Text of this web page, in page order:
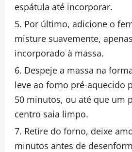
espátula até incorporar.
Por último, adicione o
misture suavemente,
incorporado à massa.
Despeje a massa na
leve ao forno pré-aquecido
50 minutos, ou até que um
centro saia limpo.
Retire do forno, deixe
minutos antes de